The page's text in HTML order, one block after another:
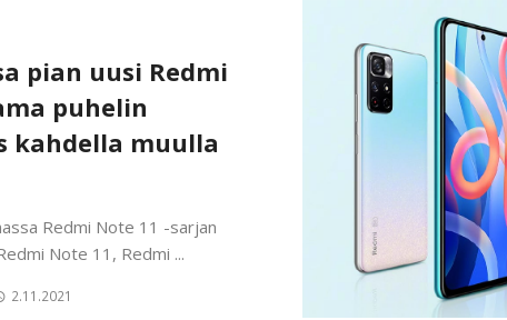
pian uusi Redmi
puhelin
kahdella muulla
Redmi Note 11 -sarjan
Note 11, Redmi ...
2.11.2021